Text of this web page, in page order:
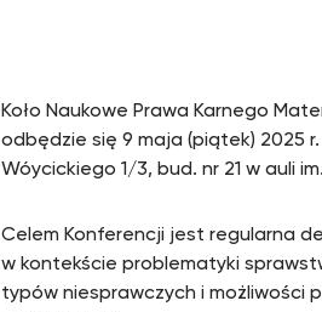
Koło Naukowe Prawa Karnego
odbędzie się 9 maja (piątek) 2025 r.
Wóycickiego 1/3, bud. nr 21 w auli
Celem Konferencji jest regularna
w kontekście problematyki
typów niesprawczych i możliwości